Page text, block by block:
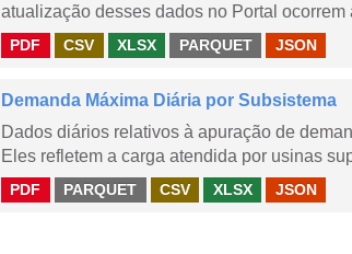
atualização desses dados no Portal ocorrem
PDF CSV XLSX PARQUET JSON
Demanda Máxima Diária por Subsistema
Dados diários relativos à apuração de
Eles refletem a carga atendida por usinas
PDF PARQUET CSV XLSX JSON